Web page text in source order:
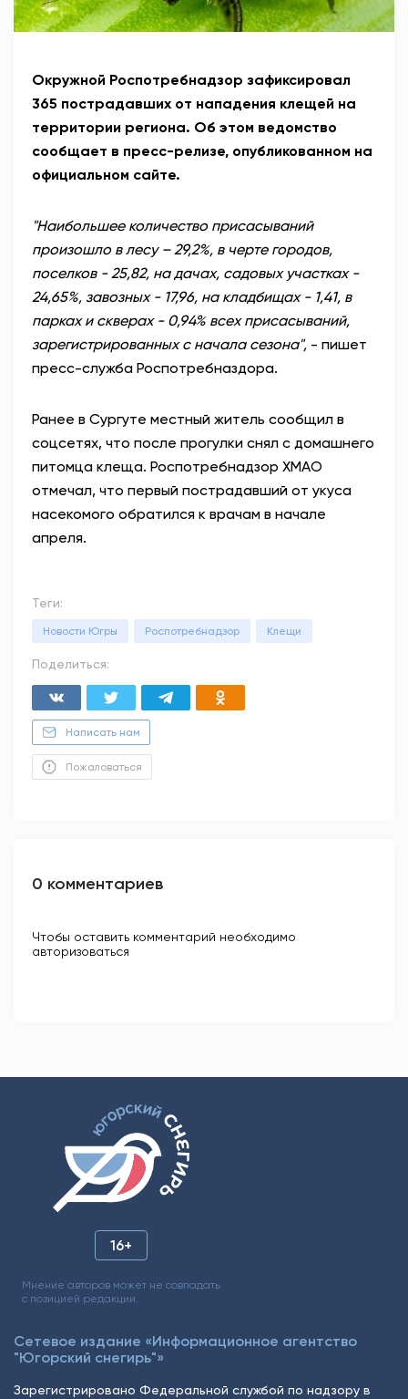
Окружной Роспотребнадзор зафиксировал
365 пострадавших от нападения клещей на
территории региона. Об этом ведомство
сообщает в пресс-релизе, опубликованном на
официальном сайте.
"Наибольшее количество присасываний
произошло в лесу – 29,2%, в черте городов,
поселков - 25,82, на дачах, садовых участках -
24,65%, завозных - 17,96, на кладбищах - 1,41, в
парках и скверах - 0,94% всех присасываний,
зарегистрированных с начала сезона", - пишет
пресс-служба Роспотребназдора.
Ранее в Сургуте местный житель сообщил в
соцсетях, что после прогулки снял с домашнего
питомца клеща. Роспотребнадзор ХМАО
отмечал, что первый пострадавший от укуса
насекомого обратился к врачам в начале
апреля.
Теги:
Новости Югры Роспотребнадзор Клещи
Поделиться:
Написать нам
Пожаловаться
0 комментариев
Чтобы оставить комментарий необходимо
авторизоваться
16+
Мнение авторов может не совпадать
с позицией редакции.
Сетевое издание «Информационное агентство
"Югорский снегирь"»
Зарегистрировано Федеральной службой по надзору в